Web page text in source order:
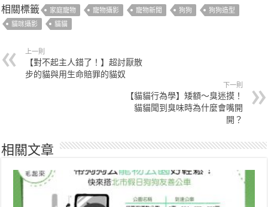
相關標籤 家庭寵物 寵物攝影 寵物新聞 狗狗
狗狗造型
貓咪攝影
貓貓
上一則
【對不起主人錯了！】超討厭散
步的貓與用生命賠罪的貓奴
下一則
【貓貓行為學】矮額～臭迷摸！
貓貓聞到臭味時為什麼會嘴開
開？
相關文章